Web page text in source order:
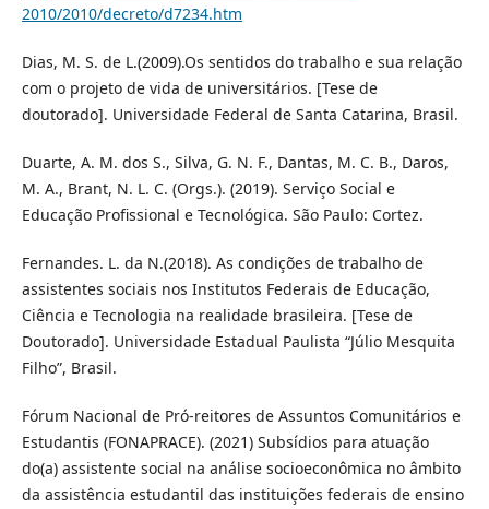
2010/2010/decreto/d7234.htm
Dias, M. S. de L.(2009).Os sentidos do trabalho e sua relação
com o projeto de vida de universitários. [Tese de
doutorado]. Universidade Federal de Santa Catarina, Brasil.
Duarte, A. M. dos S., Silva, G. N. F., Dantas, M. C. B., Daros,
M. A., Brant, N. L. C. (Orgs.). (2019). Serviço Social e
Educação Profissional e Tecnológica. São Paulo: Cortez.
Fernandes. L. da N.(2018). As condições de trabalho de
assistentes sociais nos Institutos Federais de Educação,
Ciência e Tecnologia na realidade brasileira. [Tese de
Doutorado]. Universidade Estadual Paulista “Júlio Mesquita
Filho”, Brasil.
Fórum Nacional de Pró-reitores de Assuntos Comunitários e
Estudantis (FONAPRACE). (2021) Subsídios para atuação
do(a) assistente social na análise socioeconômica no âmbito
da assistência estudantil das instituições federais de ensino